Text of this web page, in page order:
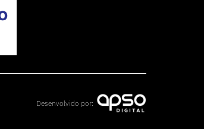
Desenvolvido por: